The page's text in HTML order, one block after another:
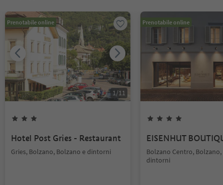
Prenotabile online
1/11
Hotel Post Gries - Restaurant
Gries, Bolzano, Bolzano e dintorni
Prenotabile online
EISENHUT
Bolzano Centro,
dintorni